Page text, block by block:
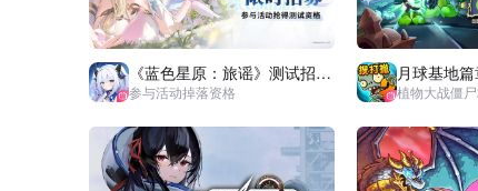
《蓝色星原：旅谣》测试招募开
参与活动掉落资格
月球基地
植物大战僵